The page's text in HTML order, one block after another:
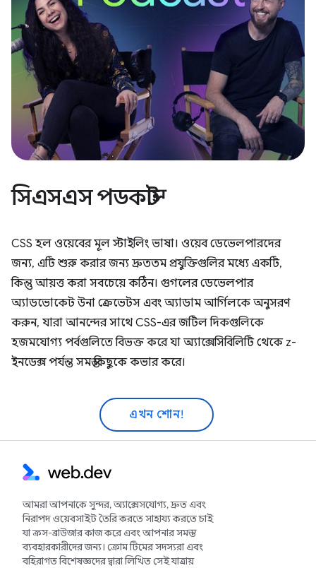
সিএসএস পডকাস্ট
CSS হল ওয়েবের মূল স্টাইলিং ভাষা। ওয়েব ডেভেলপারদের
জন্য, এটি শুরু করার জন্য দ্রুততম প্রযুক্তিগুলির মধ্যে একটি,
কিন্তু আয়ত্ত করা সবচেয়ে কঠিন। গুগলের ডেভেলপার
অ্যাডভোকেট উনা ক্রেভেটস এবং অ্যাডাম আর্গিলকে অনুসরণ
করুন, যারা আনন্দের সাথে CSS-এর জটিল দিকগুলিকে
হজমযোগ্য পর্বগুলিতে বিভক্ত করে যা অ্যাক্সেসিবিলিটি থেকে z-
ইনডেক্স পর্যন্ত সমস্ত কিছুকে কভার করে।
এখন শোন!
আমরা আপনাকে সুন্দর, অ্যাক্সেসযোগ্য, দ্রুত এবং
নিরাপদ ওয়েবসাইট তৈরি করতে সাহায্য করতে চাই
যা ক্রস-ব্রাউজার কাজ করে এবং আপনার সমস্ত
ব্যবহারকারীদের জন্য। ক্রোম টিমের সদস্যরা এবং
বহিরাগত বিশেষজ্ঞদের দ্বারা লিখিত সেই যাত্রায়